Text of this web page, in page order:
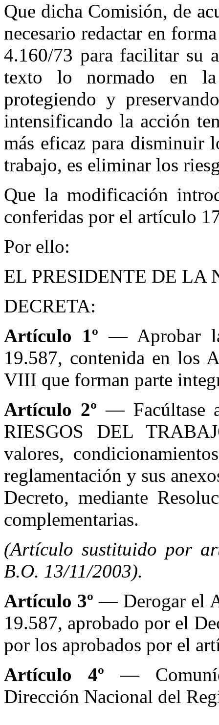
Que dicha Comisión, de
necesario redactar en
4.160/73 para facilitar su
texto lo normado en
protegiendo y
intensificando la acción
más eficaz para disminuir
trabajo, es eliminar los
Que la modificación
conferidas por el artículo
Por ello:
EL PRESIDENTE DE LA
DECRETA:
Artículo 1º — Aprobar
19.587, contenida en
VIII que forman parte
Artículo 2º — Facúltase
RIESGOS DEL
valores,
reglamentación y sus
Decreto, mediante
complementarias.
(Artículo sustituido por
B.O. 13/11/2003).
Artículo 3º — Derogar el
19.587, aprobado por el
por los aprobados por el
Artículo 4º —
Dirección Nacional del